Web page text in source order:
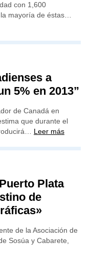
con 1,600
mayoría de éstas…
a
5% en 2013”
de Canadá en
que durante el
Leer más
Plata
de
de la Asociación de
Sosúa y Cabarete,